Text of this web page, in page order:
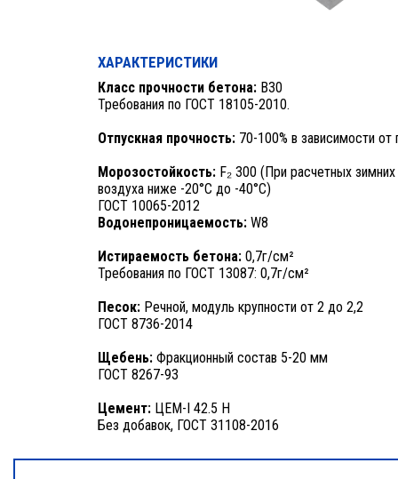
ХАРАКТЕРИСТИКИ
Класс прочности бетона: В30
Требования по ГОСТ 18105-2010.
Отпускная прочность: 70-100% в зависимости от
Морозостойкость: F₂ 300 (При расчетных
воздуха ниже -20°C до -40°C)
ГОСТ 10065-2012
Водонепроницаемость: W8
Истираемость бетона: 0,7г/см²
Требования по ГОСТ 13087: 0,7г/см²
Песок: Речной, модуль крупности от 2 до 2,2
ГОСТ 8736-2014
Щебень: Фракционный состав 5-20 мм
ГОСТ 8267-93
Цемент: ЦЕМ-I 42.5 Н
Без добавок, ГОСТ 31108-2016